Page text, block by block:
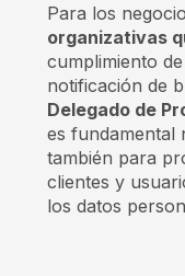
Para los
organizativas
cumplimiento
notificación de
Delegado de
es fundamental
también para
clientes y
los datos